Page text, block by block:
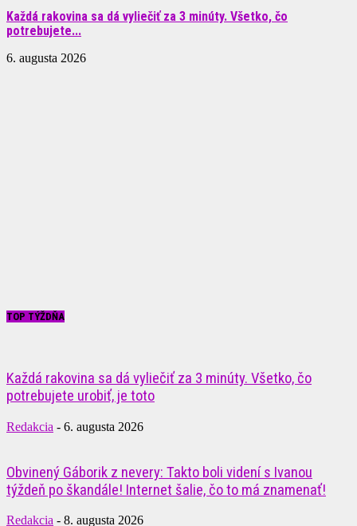
Každá rakovina sa dá vyliečiť za 3 minúty. Všetko, čo
potrebujete...
6. augusta 2026
TOP TÝŽDŇA
Každá rakovina sa dá vyliečiť za 3 minúty. Všetko, čo
potrebujete urobiť, je toto
Redakcia - 6. augusta 2026
Obvinený Gáborik z nevery: Takto boli videní s Ivanou
týždeň po škandále! Internet šalie, čo to má znamenať!
Redakcia - 8. augusta 2026